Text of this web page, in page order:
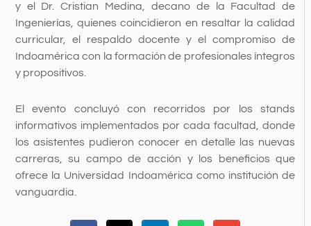
y el Dr. Cristian Medina, decano de la Facultad de
Ingenierías, quienes coincidieron en resaltar la calidad
curricular, el respaldo docente y el compromiso de
Indoamérica con la formación de profesionales íntegros
y propositivos.
El evento concluyó con recorridos por los stands
informativos implementados por cada facultad, donde
los asistentes pudieron conocer en detalle las nuevas
carreras, su campo de acción y los beneficios que
ofrece la Universidad Indoamérica como institución de
vanguardia.